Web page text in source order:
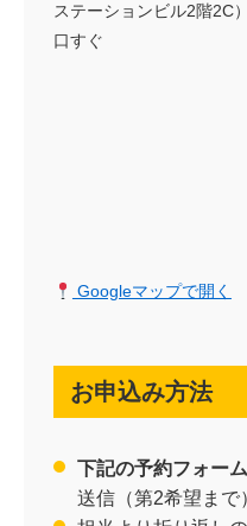
ステーションビル2階2C
口すぐ
Googleマップで開く
お申込み方法
下記の予約フォーム
送信（第2希望まで